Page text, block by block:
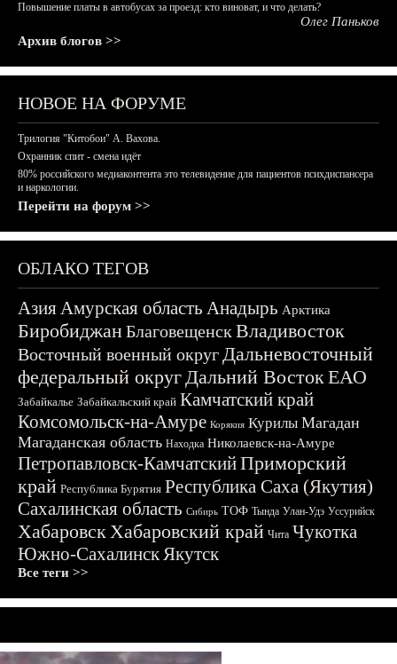
Повышение платы в автобусах за проезд: кто виноват, и что делать?
Олег Паньков
Архив блогов >>
НОВОЕ НА ФОРУМЕ
Трилогия "Китобои" А. Вахова.
Охранник спит - смена идёт
80% российского медиаконтента это телевидение для пациентов психдиспансера
и наркологии.
Перейти на форум >>
ОБЛАКО ТЕГОВ
АзияАмурская область Анадырь Арктика
БиробиджанБлаговещенскВладивосток
Восточный военный округДальневосточный
федеральный округДальний ВостокЕАО
Забайкалье Забайкальский край Камчатский край
Комсомольск-на-Амуре Корякия Курилы Магадан
Магаданская область Находка Николаевск-на-Амуре
Петропавловск-КамчатскийПриморский
край Республика Бурятия Республика Саха (Якутия)
Сахалинская область Сибирь ТОФ Тында Улан-Удэ Уссурийск
ХабаровскХабаровский край Чита Чукотка
Южно-СахалинскЯкутск
Все теги >>